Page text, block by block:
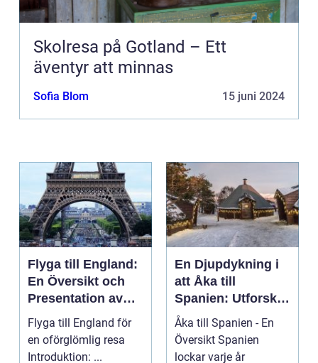
Skolresa på Gotland – Ett
äventyr att minnas
Sofia Blom 15 juni 2024
Flyga till England:
En Översikt och
Presentation av
Resmöjligheter
Flyga till England för
en oförglömlig resa
Introduktion: ...
En Djupdykning i
att Åka till
Spanien: Utforska
det
Mångfacetterade
Spanien
Åka till Spanien - En
Översikt Spanien
lockar varje år